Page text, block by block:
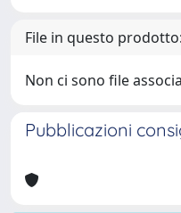
File in questo prodotto:
Non ci sono file
Pubblicazioni